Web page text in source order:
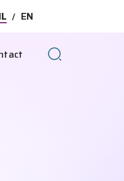
EN